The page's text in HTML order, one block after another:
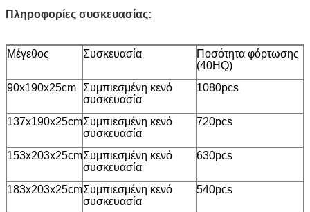
Πληροφορίες συσκευασίας:
Μέγεθος Συσκευασία
Ποσότητα φόρτωσης
(40HQ)
90x190x25cm
Συμπιεσμένη κενό
συσκευασία
1080pcs
137x190x25cmΣυμπιεσμένη κενό
συσκευασία
720pcs
153x203x25cmΣυμπιεσμένη κενό
συσκευασία
630pcs
183x203x25cmΣυμπιεσμένη κενό
συσκευασία
540pcs